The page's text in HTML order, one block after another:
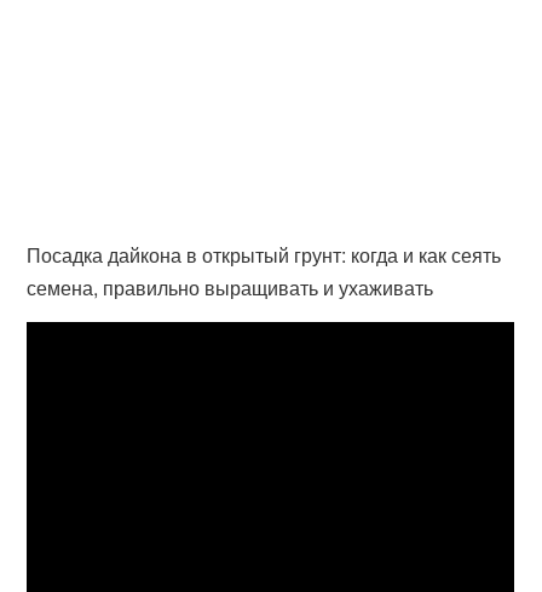
Посадка дайкона в открытый грунт: когда и как сеять
семена, правильно выращивать и ухаживать